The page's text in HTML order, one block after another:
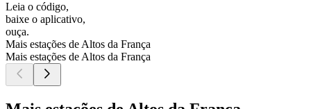
Leia o código,
baixe o aplicativo,
ouça.
Mais estações de Altos da França
Mais estações de Altos da França